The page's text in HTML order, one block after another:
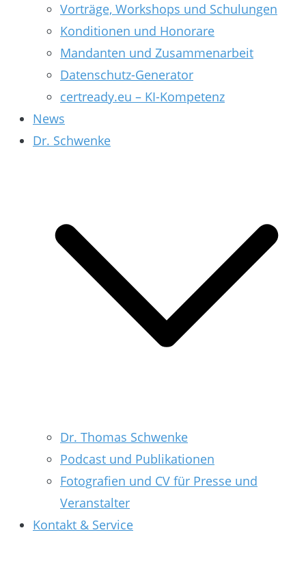
Vorträge, Workshops und Schulungen
Konditionen und Honorare
Mandanten und Zusammenarbeit
Datenschutz-Generator
certready.eu – KI-Kompetenz
News
Dr. Schwenke
Dr. Thomas Schwenke
Podcast und Publikationen
Fotografien und CV für Presse und
Veranstalter
Kontakt & Service